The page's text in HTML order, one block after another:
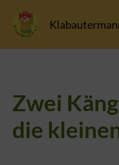
Inhalt
Zwei
die